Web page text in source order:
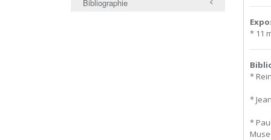
Bibliographie
* 11
*
*
*